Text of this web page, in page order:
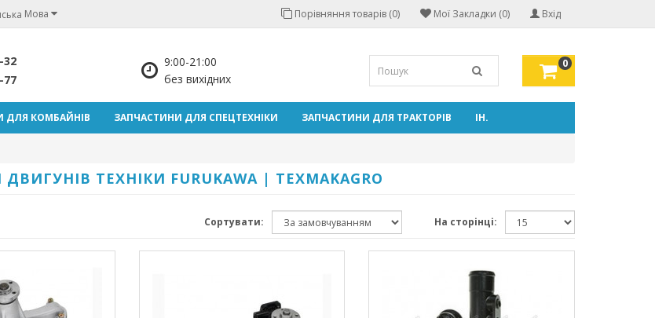
Мова Вхід
Мої Закладки (0)
Порівняння товарів (0)
32
77
9:00-21:00
без вихідних
0
ДЛЯ КОМБАЙНІВ ЗАПЧАСТИНИ ДЛЯ СПЕЦТЕХНІКИ ЗАПЧАСТИНИ ДЛЯ ТРАКТОРІВ ІН.
ТЕХНІКИ FURUKAWA | TEXMAKAGRO
Сортувати: На сторінці: